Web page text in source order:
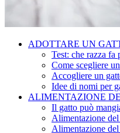
ADOTTARE UN
Test: che razza fa
Come scegliere
Accogliere un
Idee di nomi per
ALIMENTAZIONE
Il gatto può
Alimentazione
Alimentazione